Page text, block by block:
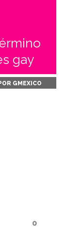
gay
GMEXICO
0